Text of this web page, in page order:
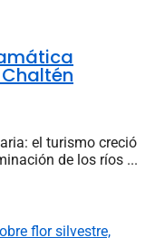
el turismo creció
de los ríos ...